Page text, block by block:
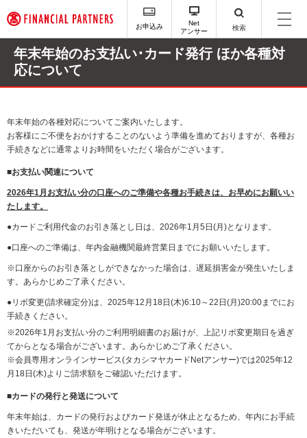
ー
動
め
リ
ク
で
す
ト
内
へ
し
お申込み
Net
アンサー
検索
年末年始のお支払い･カード発行 ほか各種対
応について
年末年始の各種対応についてご案内いたします。
お客様にご不便をおかけすることのないよう準備を進めておりますが、各種お
手続きなどに通常よりお時間をいただく場合がございます。
■お支払い関連について
2026年1月お支払い分の口座へのご準備や各種お手続きは、お早めにお願いい
たします。
●カードご利用代金のお引き落とし日は、2026年1月5日(月)となります。
●口座へのご準備は、年内金融機関最終営業日までにお願いいたします。
※口座からのお引き落としができなかった場合は、遅延損害金が発生いたしま
す。あらかじめご了承ください。
●リボ変更(請求確定分)は、2025年12月18日(木)6:10～22日(月)20:00までにお
手続きください。
※2026年1月お支払い分のご利用明細書のお届けが、上記リボ変更期日を過ぎ
てからとなる場合がございます。あらかじめご了承ください。
※会員専用オンラインサービス(タカシマヤカードNetアンサー)では2025年12
月18日(木)よりご請求額をご確認いただけます。
■カードの発行と発送について
年末年始は、カードの発行およびカード発送が休止となるため、年内にお手続
きいただいても、発送が年明けとなる場合がございます。